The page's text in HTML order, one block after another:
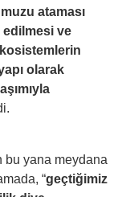
ataması
edilmesi ve
olarak
bu yana meydana
“geçtiğimiz